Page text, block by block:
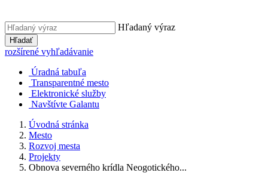
Hľadaný výraz
Hľadať
rozšírené vyhľadávanie
Úradná tabuľa
Transparentné mesto
Elektronické služby
Navštívte Galantu
Úvodná stránka
Mesto
Rozvoj mesta
Projekty
Obnova severného krídla Neogotického...